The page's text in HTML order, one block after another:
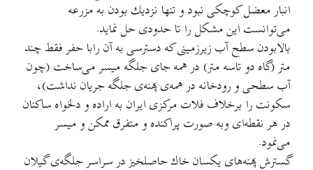
انبار معضل كوچكی نبود و تنها نزدیك بودن به مزرعه
می‌توانست این مشكل را تا حدودی حل نماید.
بالابودن سطح آب زیرزمینی كه دسترسی به آن رابا حفر فقط چند
متر (گاه دو تاسه متر) در همه جای جلگه میسر می‌ساخت (چون
آب سطحی و رودخانه در همه‌ی پهنه‌ی جلگه جریان نداشت)،
سكونت را برخلاف فلات مرکزی ایران به اراده و دلخواه ساكنان
در هر نقطه‌ای وبه صورت پراکنده و متفرق ممكن و میسر
می‌نمود.
گسترش ‌پهنه‌های ‌یكسان ‌خاك ‌حاصلخیز در سراسر جلگه‌‌ی ‌گیلان